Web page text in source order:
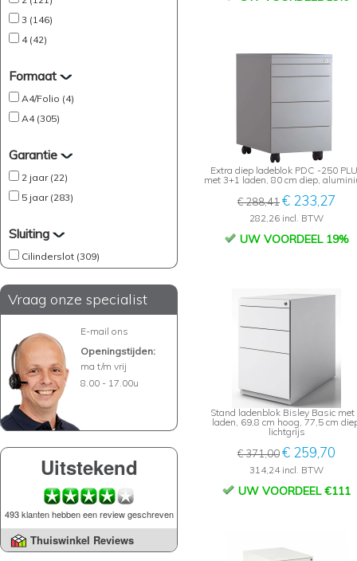
3 (146)
4 (42)
Formaat
A4/Folio (4)
A4 (305)
Garantie
2 jaar (22)
5 jaar (283)
Sluiting
Cilinderslot (309)
Vraag onze specialist
E-mail ons
Openingstijden:
ma t/m vrij
8.00 - 17.00u
Uitstekend
493 klanten hebben een review geschreven
Thuiswinkel Reviews
Extra diep ladeblok PDC -250
met 3+1 laden, 80 cm diep,
€ 288,41€ 233,27
282,26 incl. BTW
UW VOORDEEL 19%
Stand ladenblok Bisley Basic met
laden, 69,8 cm hoog, 77,5 cm
lichtgrijs
€ 371,00€ 259,70
314,24 incl. BTW
UW VOORDEEL €111